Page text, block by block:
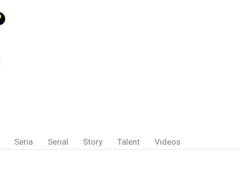
Seria Serial Story Talent Videos